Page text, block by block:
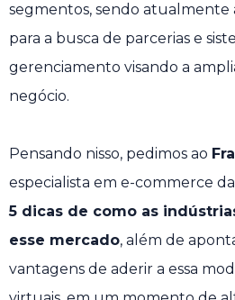
segmentos, sendo
para a busca de parcerias e
gerenciamento visando a
negócio.
Pensando nisso, pedimos ao
especialista em e-commerce
5 dicas de como as
esse mercado, além de
vantagens de aderir a essa